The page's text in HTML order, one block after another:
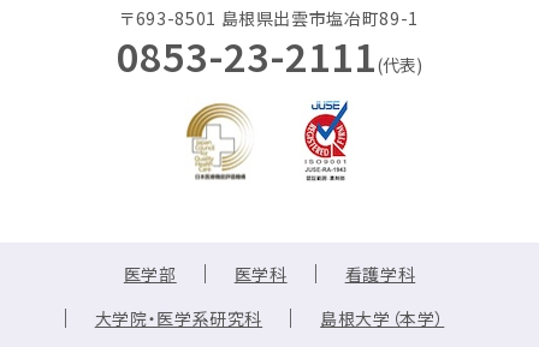
〒693-8501 島根県出雲市塩冶町89-1
0853-23-2111(代表)
医学部 医学科
看護学科
大学院・医学系研究科
島根大学（本学）